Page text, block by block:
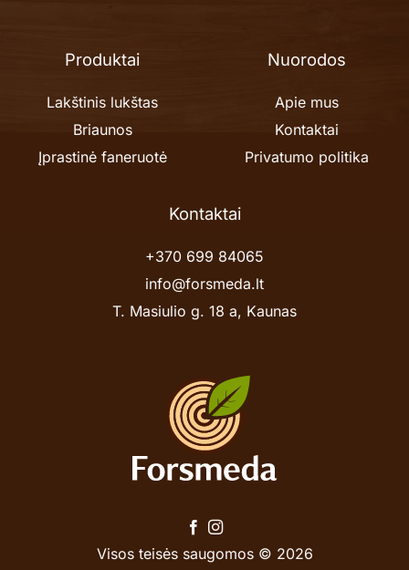
Produktai
Lakštinis lukštas
Briaunos
Įprastinė faneruotė
Nuorodos
Apie mus
Kontaktai
Privatumo politika
Kontaktai
+370 699 84065
info@forsmeda.lt
T. Masiulio g. 18 a, Kaunas
Visos teisės saugomos © 2026